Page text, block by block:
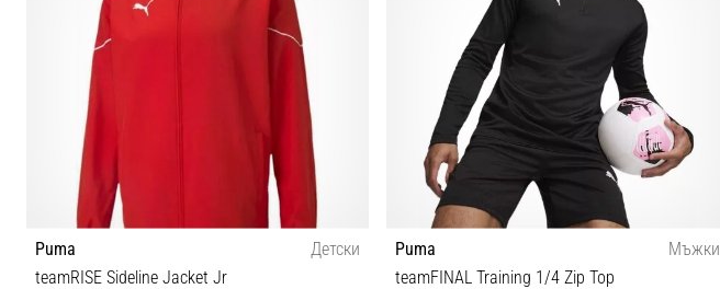
Puma
Детски
teamRISE Sideline Jacket Jr
Puma
Мъжки
teamFINAL Training 1/4 Zip Top